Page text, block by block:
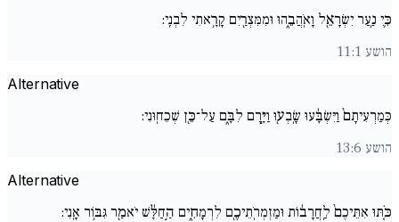
כִּ֛י נַ֥עַר יִשְׂרָאֵ֖ל וָאֹֽהֲבֵ֑הוּ וּמִמִּצְרַ֖יִם קָרָ֥אתִי לִבְנִֽי:
הושע 11:1
Alternative
כְּמַרְעִיתָם֙ וַיִּשְׂבָּ֔עוּ שָֽׂבְע֖וּ וַיָּ֣רָם לִבָּ֑ם עַל־כֵּ֖ן שְׁכֵחֽוּנִי:
הושע 13:6
Alternative
כֹּ֚תּוּ אִתֵּיכֶם֙ לַֽחֲרָב֔וֹת וּמַזְמְרֹֽתֵיכֶ֖ם לִרְמָחִ֑ים הַ֣חַלָּ֔שׁ יֹאמַ֖ר גִּבּ֥וֹר אָֽנִי: